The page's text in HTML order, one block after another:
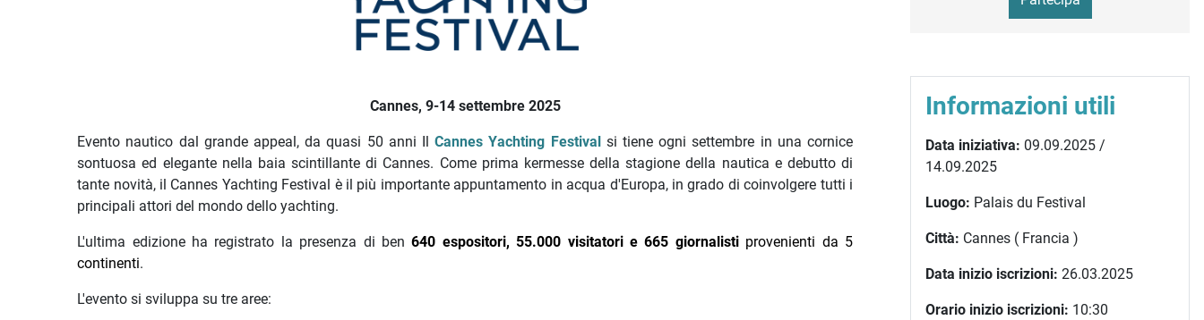
Cannes, 9-14 settembre 2025
Evento nautico dal grande appeal, da quasi 50 anni IlCannes Yachting Festival si tiene ogni settembre in una cornice
sontuosa ed elegante nella baia scintillante di Cannes. Come prima kermesse della stagione della nautica e debutto di
tante novità, il Cannes Yachting Festival è il più importante appuntamento in acqua d'Europa, in grado di coinvolgere tutti i
principali attori del mondo dello yachting.
L'ultima edizione ha registrato la presenza di ben640 espositori, 55.000 visitatori e 665 giornalistiprovenienti da 5
continenti.
L'evento si sviluppa su tre aree:
Informazioni utili
Data iniziativa: 09.09.2025 /
14.09.2025
Luogo: Palais du Festival
Città: Cannes ( Francia )
Data inizio iscrizioni: 26.03.2025
Orario inizio iscrizioni: 10:30